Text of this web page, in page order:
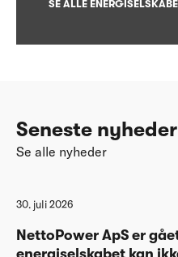
SE ALLE
Seneste nyheder
Se alle nyheder
30. juli 2026
NettoPower ApS er
energiselskabet kan